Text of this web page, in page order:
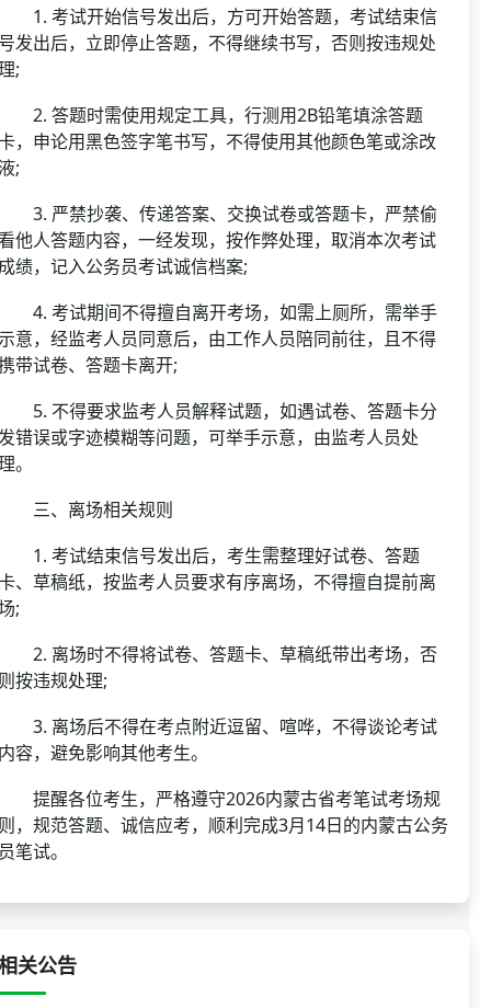
考试开始信号发出后，方可开始答题，考试结束信
发出后，立即停止答题，不得继续书写，否则按违规处
;
答题时需使用规定工具，行测用2B铅笔填涂答题
，申论用黑色签字笔书写，不得使用其他颜色笔或涂改
;
严禁抄袭、传递答案、交换试卷或答题卡，严禁偷
他人答题内容，一经发现，按作弊处理，取消本次考试
绩，记入公务员考试诚信档案;
考试期间不得擅自离开考场，如需上厕所，需举手
意，经监考人员同意后，由工作人员陪同前往，且不得
带试卷、答题卡离开;
不得要求监考人员解释试题，如遇试卷、答题卡分
错误或字迹模糊等问题，可举手示意，由监考人员处
。
、离场相关规则
考试结束信号发出后，考生需整理好试卷、答题
、草稿纸，按监考人员要求有序离场，不得擅自提前离
;
离场时不得将试卷、答题卡、草稿纸带出考场，否
按违规处理;
离场后不得在考点附近逗留、喧哗，不得谈论考试
容，避免影响其他考生。
醒各位考生，严格遵守2026内蒙古省考笔试考场规
，规范答题、诚信应考，顺利完成3月14日的内蒙古公务
笔试。
关公告